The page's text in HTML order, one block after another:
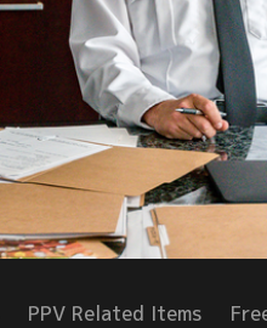
PPV Related Items